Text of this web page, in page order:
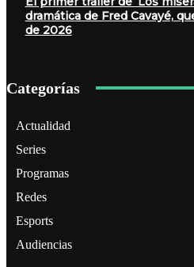
dramática de Fred Cavayé,
de 2026
Categorías
Actualidad
Series
Programas
Redes
Esports
Audiencias